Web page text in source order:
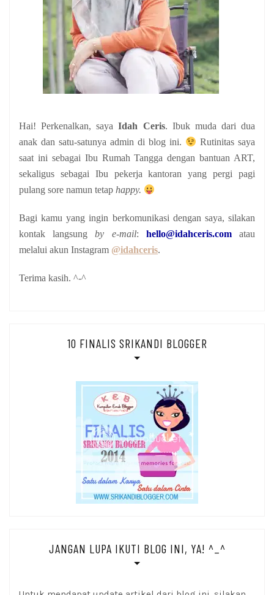
Hai! Perkenalkan, sayaIdah Ceris. Ibuk muda dari dua
anak dan satu-satunya admin di blog ini.
Rutinitas saya
saat ini sebagai Ibu Rumah Tangga dengan bantuan ART,
sekaligus sebagai Ibu pekerja kantoran yang pergi pagi
pulang sore namun tetap happy.
Bagi kamu yang ingin berkomunikasi dengan saya, silakan
kontak langsungby e-mail: hello@idahceris.com
atau
melalui akun Instagram @idahceris.
Terima kasih. ^-^
10 FINALIS SRIKANDI BLOGGER
JANGAN LUPA IKUTI BLOG INI, YA! ^_^